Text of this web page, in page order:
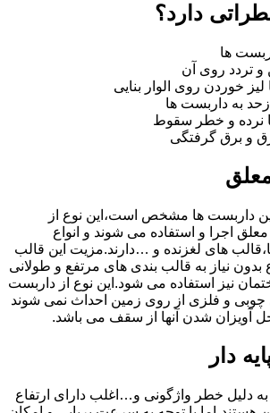
دارد؟
ها
و تردد روی آن
خوردن روی الوار بنایی
به داربست ها
نرده و خطر سقوط
و برق گرفتگی
داربست ها مشخص است،این نوع از
اجرا و استفاده می شوند و انواع
های لغزنده و …دارند.مزیت این قالب
بدون نیاز به قالب بندی های مرتفع و طولانی
نیز استفاده می شود.این نوع از داربست
و فلزی از روی زمین احداث نمی شوند
آویزان شدن آنها از سقف می باشد.
دار
به دلیل خطر واژگونی و…اغلب دارای ارتفاع